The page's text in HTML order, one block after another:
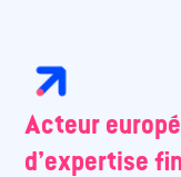
Acteur
d’expertise